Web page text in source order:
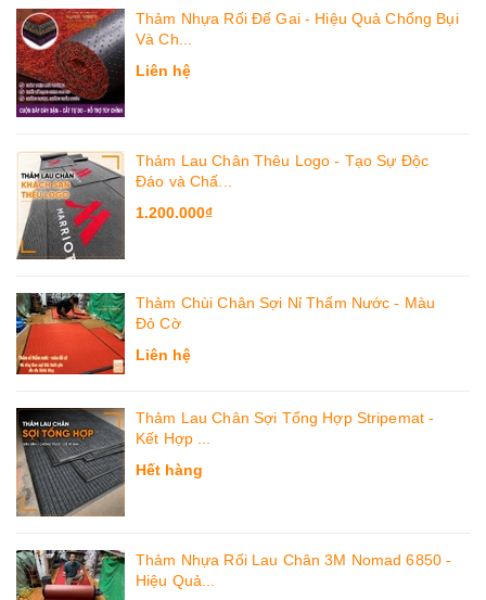
Thảm Nhựa Rối Đế Gai - Hiệu Quả Chống Bụi
Và Ch...
Liên hệ
Thảm Lau Chân Thêu Logo - Tạo Sự Độc
Đáo và Chấ...
1.200.000₫
Thảm Chùi Chân Sợi Nỉ Thấm Nước - Màu
Đỏ Cờ
Liên hệ
Thảm Lau Chân Sợi Tổng Hợp Stripemat -
Kết Hợp ...
Hết hàng
Thảm Nhựa Rối Lau Chân 3M Nomad 6850 -
Hiệu Quả...